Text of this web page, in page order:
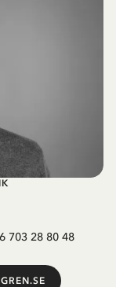
703 28 80 48